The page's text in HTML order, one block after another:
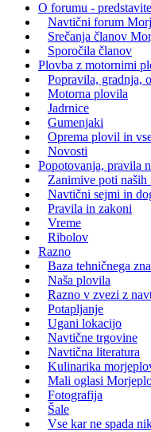
O forumu -
Navtični forum
Srečanja članov
Sporočila članov
Plovba z motornimi
Popravila, gradnja,
Motorna plovila
Jadrnice
Gumenjaki
Oprema plovil in
Novosti
Popotovanja, pravila
Zanimive poti
Navtični sejmi in
Pravila in zakoni
Vreme
Ribolov
Razno
Baza tehničnega
Naša plovila
Razno v zvezi z
Potapljanje
Ugani lokacijo
Navtične trgovine
Navtična literatura
Kulinarika
Mali oglasi
Fotografija
Šale
Vse kar ne spada